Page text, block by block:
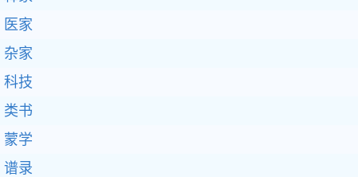
医家
杂家
科技
类书
蒙学
谱录